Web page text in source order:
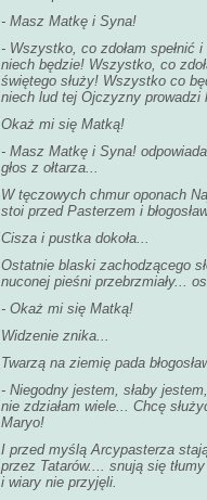
- Masz Matkę i Syna!
- Wszystko, co zdołam spełnić
niech będzie! Wszystko, co
świętego służy! Wszystko co
niech lud tej Ojczyzny prowadzi
Okaż mi się Matką!
- Masz Matkę i Syna! odpowiada
głos z ołtarza...
W tęczowych chmur oponach
stoi przed Pasterzem i
Cisza i pustka dokoła...
Ostatnie blaski zachodzącego
nuconej pieśni przebrzmiały...
- Okaż mi się Matką!
Widzenie znika...
Twarzą na ziemię pada
- Niegodny jestem, słaby
nie zdziałam wiele... Chcę
Maryo!
I przed myślą Arcypasterza
przez Tatarów.... snują się
i wiary nie przyjęli.